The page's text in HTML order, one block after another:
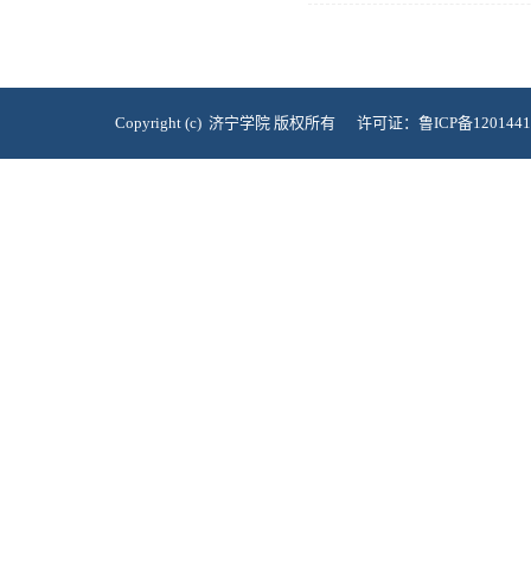
Copyright (c) 济宁学院 版权所有 许可证：鲁ICP备